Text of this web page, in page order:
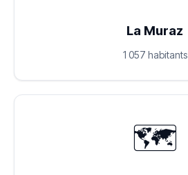
La Muraz
1 057 habitants
🗺️